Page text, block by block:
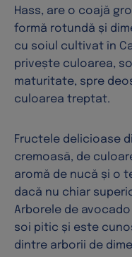
Hass, are o coajă
formă rotundă și
cu soiul cultivat în
privește culoarea,
maturitate, spre
culoarea treptat.
Fructele delicioase
cremoasă, de
aromă de nucă și o
dacă nu chiar
Arborele de
soi pitic și este
dintre arborii de